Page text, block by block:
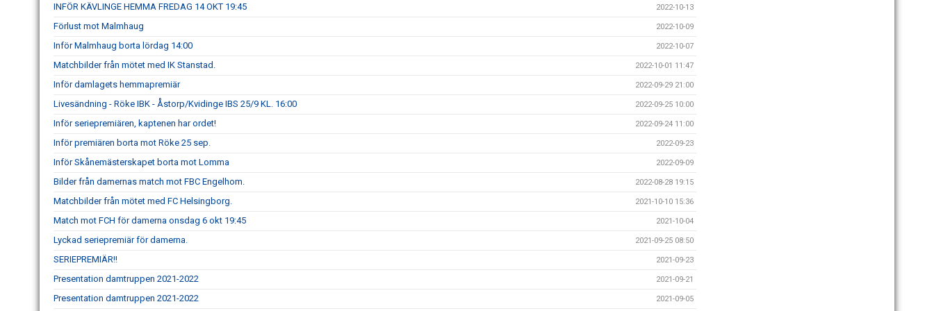
INFÖR KÄVLINGE HEMMA FREDAG 14 OKT 19:45 2022-10-13
Förlust mot Malmhaug 2022-10-09
Inför Malmhaug borta lördag 14:00 2022-10-07
Matchbilder från mötet med IK Stanstad. 2022-10-01 11:47
Inför damlagets hemmapremiär 2022-09-29 21:00
Livesändning - Röke IBK - Åstorp/Kvidinge IBS 25/9 KL. 16:00 2022-09-25 10:00
Inför seriepremiären, kaptenen har ordet! 2022-09-24 11:00
Inför premiären borta mot Röke 25 sep. 2022-09-23
Inför Skånemästerskapet borta mot Lomma 2022-09-09
Bilder från damernas match mot FBC Engelhom. 2022-08-28 19:15
Matchbilder från mötet med FC Helsingborg. 2021-10-10 15:36
Match mot FCH för damerna onsdag 6 okt 19:45 2021-10-04
Lyckad seriepremiär för damerna. 2021-09-25 08:50
SERIEPREMIÄR!! 2021-09-23
Presentation damtruppen 2021-2022 2021-09-21
Presentation damtruppen 2021-2022 2021-09-05